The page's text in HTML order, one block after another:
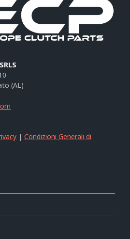
(AL)
|Condizioni Generali di